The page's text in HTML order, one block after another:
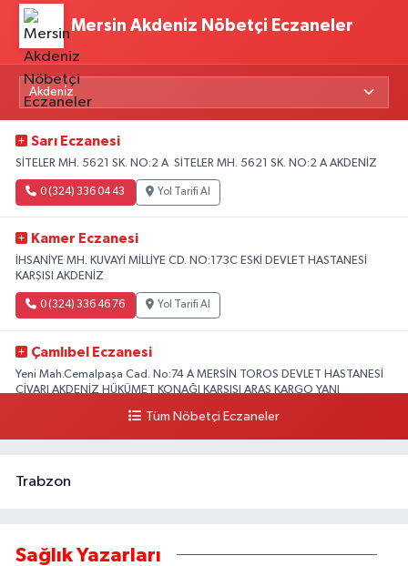
Mersin Akdeniz Nöbetçi Eczaneler
Sarı Eczanesi
SİTELER MH. 5621 SK. NO:2 A SİTELER MH. 5621 SK. NO:2 A AKDENİZ
0 (324) 336 04 43 Yol Tarifi Al
Kamer Eczanesi
İHSANİYE MH. KUVAYİ MİLLİYE CD. NO:173C ESKİ DEVLET HASTANESİ
KARŞISI AKDENİZ
0 (324) 336 46 76 Yol Tarifi Al
Çamlıbel Eczanesi
Yeni Mah.Cemalpaşa Cad. No:74 A MERSİN TOROS DEVLET HASTANESİ
CİVARI AKDENİZ HÜKÜMET KONAĞI KARŞISI ARAS KARGO YANI
Yol Tarifi Al
Tüm Nöbetçi Eczaneler
Trabzon
Sağlık Yazarları